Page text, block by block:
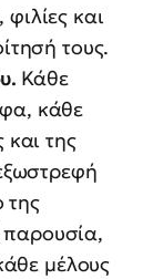
και
τους.
Κάθε
κάθε
της
της
παρουσία,
μέλους